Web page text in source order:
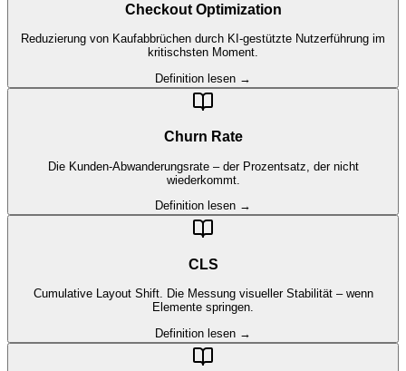
Checkout Optimization
Reduzierung von Kaufabbrüchen durch KI-gestützte Nutzerführung im
kritischsten Moment.
Definition lesen →
Churn Rate
Die Kunden-Abwanderungsrate – der Prozentsatz, der nicht
wiederkommt.
Definition lesen →
CLS
Cumulative Layout Shift. Die Messung visueller Stabilität – wenn
Elemente springen.
Definition lesen →